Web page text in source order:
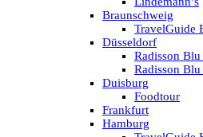
Braunschweig
TravelGuide
Düsseldorf
Radisson
Radisson
Duisburg
Foodtour
Frankfurt
Hamburg